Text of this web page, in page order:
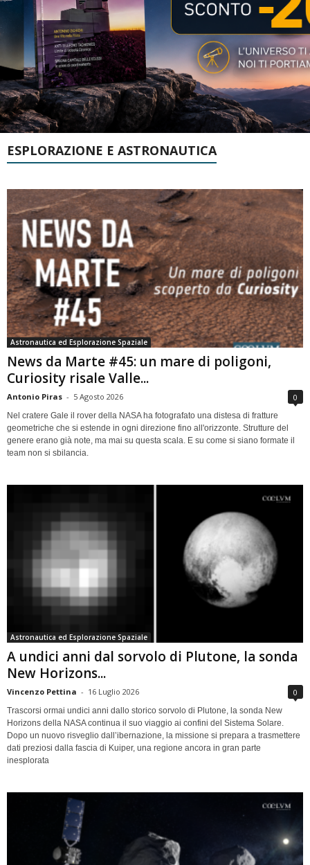
ESPLORAZIONE E ASTRONAUTICA
Astronautica ed Esplorazione Spaziale
News da Marte #45: un mare di poligoni,
Curiosity risale Valle...
Antonio Piras - 5 Agosto 2026 0
Nel cratere Gale il rover della NASA ha fotografato una distesa di fratture
geometriche che si estende in ogni direzione fino all'orizzonte. Strutture del
genere erano già note, ma mai su questa scala. E su come si siano formate il
team non si sbilancia.
Astronautica ed Esplorazione Spaziale
A undici anni dal sorvolo di Plutone, la sonda
New Horizons...
Vincenzo Pettina - 16 Luglio 2026 0
Trascorsi ormai undici anni dallo storico sorvolo di Plutone, la sonda New
Horizons della NASA continua il suo viaggio ai confini del Sistema Solare.
Dopo un nuovo risveglio dall’ibernazione, la missione si prepara a trasmettere
dati preziosi dalla fascia di Kuiper, una regione ancora in gran parte
inesplorata